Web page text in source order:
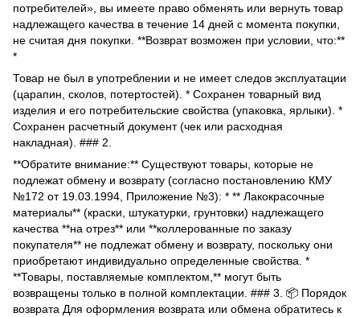
потребителей», вы имеете право обменять или вернуть товар
надлежащего качества в течение 14 дней с момента покупки,
не считая дня покупки. **Возврат возможен при условии, что:**
*
Товар не был в употреблении и не имеет следов эксплуатации
(царапин, сколов, потертостей). * Сохранен товарный вид
изделия и его потребительские свойства (упаковка, ярлыки). *
Сохранен расчетный документ (чек или расходная
накладная). ### 2.
**Обратите внимание:** Существуют товары, которые не
подлежат обмену и возврату (согласно постановлению КМУ
№172 от 19.03.1994, Приложение №3): * ** Лакокрасочные
материалы** (краски, штукатурки, грунтовки) надлежащего
качества **на отрез** или **коллерованные по заказу
покупателя** не подлежат обмену и возврату, поскольку они
приобретают индивидуально определенные свойства. *
**Товары, поставляемые комплектом,** могут быть
возвращены только в полной комплектации. ### 3. 📦 Порядок
возврата Для оформления возврата или обмена обратитесь к